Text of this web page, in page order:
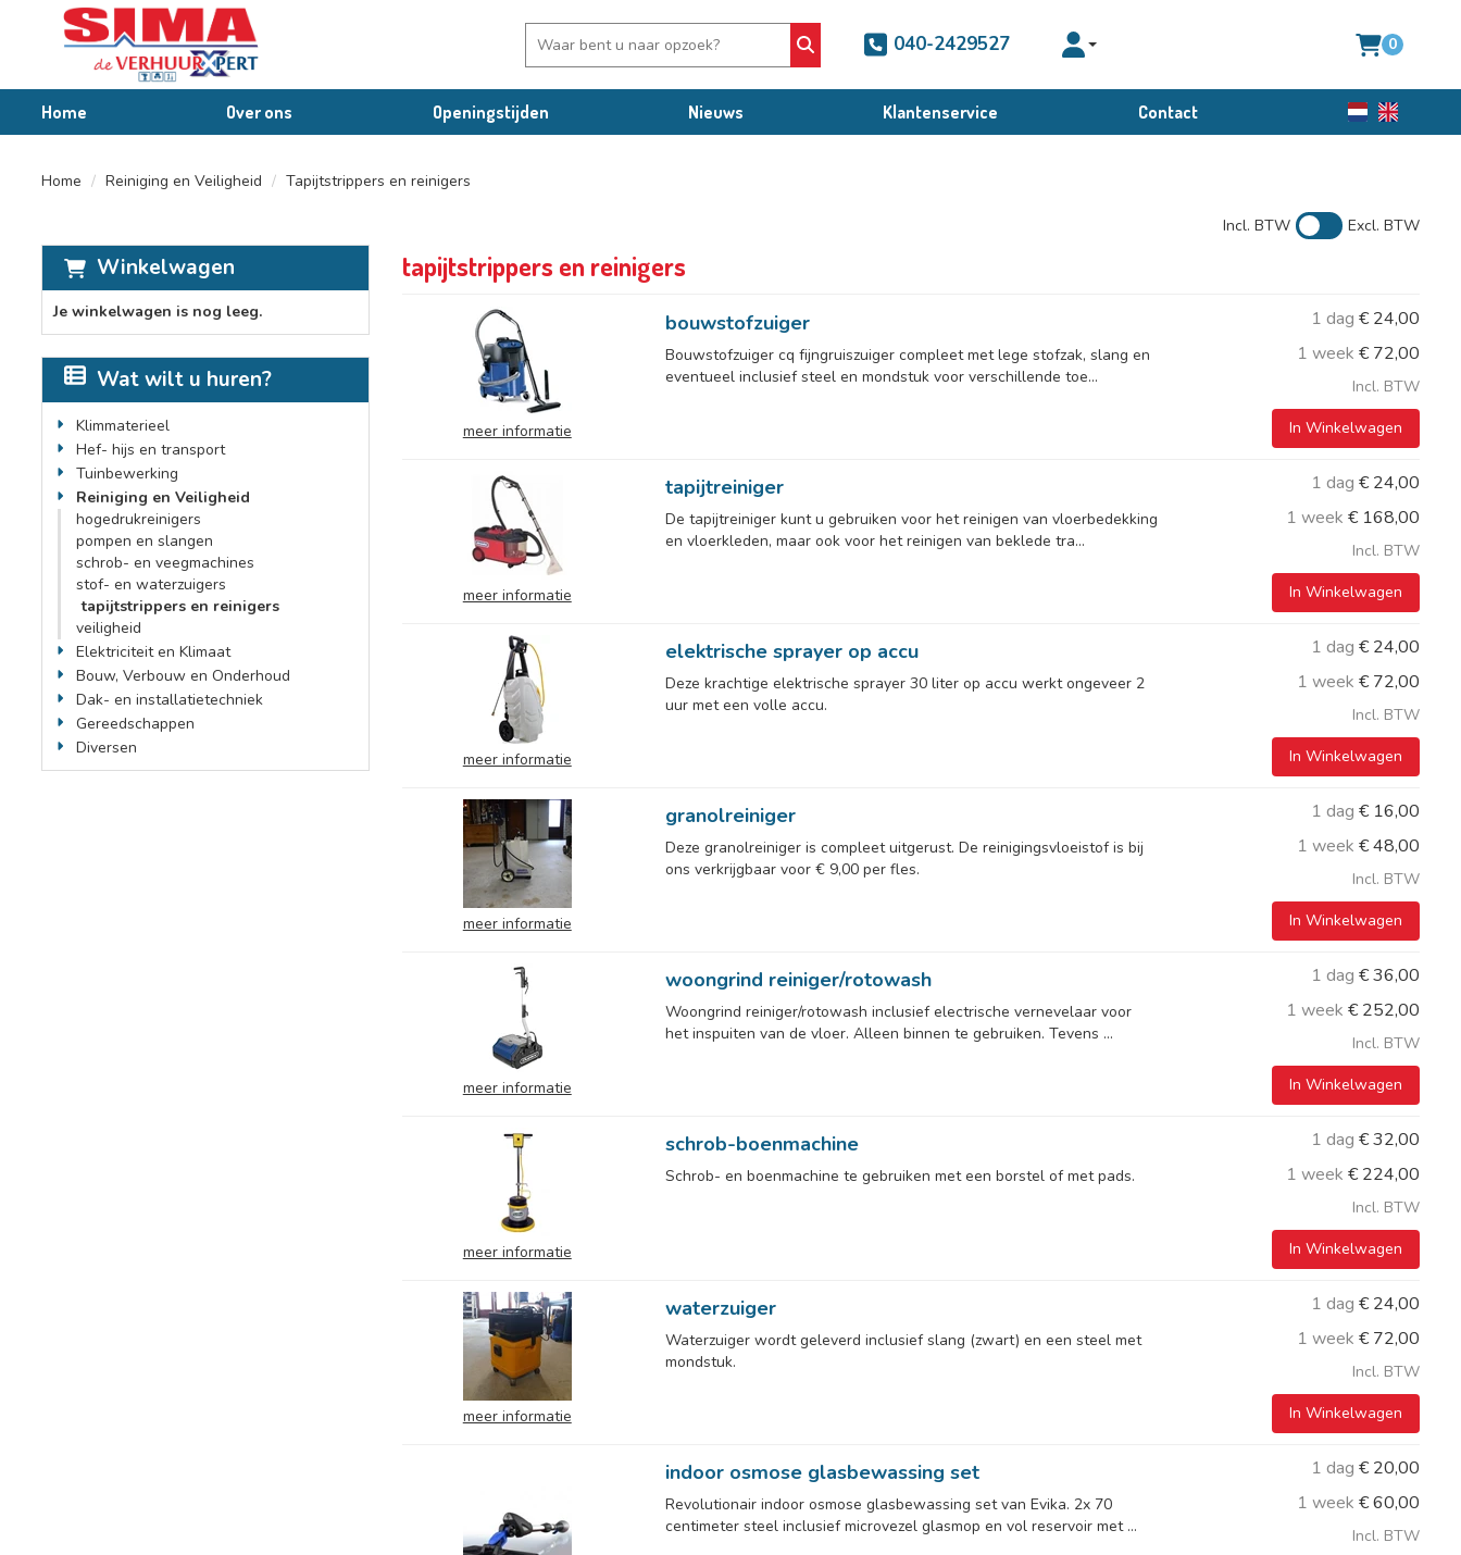
040-2429527 Toggle account dropdown 0
Home Over ons Openingstijden Nieuws Klantenservice Contact Nederlands
English
Home Reiniging en Veiligheid Tapijtstrippers en reinigers
Incl. BTW Excl. BTW
Winkelwagen
Je winkelwagen is nog leeg.
Wat wilt u huren?
Klimmaterieel
Hef- hijs en transport
Tuinbewerking
Reiniging en Veiligheid
hogedrukreinigers
pompen en slangen
schrob- en veegmachines
stof- en waterzuigers
tapijtstrippers en reinigers
veiligheid
Elektriciteit en Klimaat
Bouw, Verbouw en Onderhoud
Dak- en installatietechniek
Gereedschappen
Diversen
tapijtstrippers en reinigers
meer informatie
1 dag € 24,00
1 week € 72,00
Incl. BTW
In Winkelwagen
bouwstofzuiger
Bouwstofzuiger cq fijngruiszuiger compleet met lege stofzak, slang en
eventueel inclusief steel en mondstuk voor verschillende toe...
meer informatie
1 dag € 24,00
1 week € 168,00
Incl. BTW
In Winkelwagen
tapijtreiniger
De tapijtreiniger kunt u gebruiken voor het reinigen van vloerbedekking
en vloerkleden, maar ook voor het reinigen van beklede tra...
meer informatie
1 dag € 24,00
1 week € 72,00
Incl. BTW
In Winkelwagen
elektrische sprayer op accu
Deze krachtige elektrische sprayer 30 liter op accu werkt ongeveer 2
uur met een volle accu.
meer informatie
1 dag € 16,00
1 week €48,00
Incl. BTW
In Winkelwagen
granolreiniger
Deze granolreiniger is compleet uitgerust. De reinigingsvloeistof is bij
ons verkrijgbaar voor € 9,00 per fles.
meer informatie
1 dag €36,00
1 week € 252,00
Incl. BTW
In Winkelwagen
woongrind reiniger/rotowash
Woongrind reiniger/rotowash inclusief electrische vernevelaar voor
het inspuiten van de vloer. Alleen binnen te gebruiken. Tevens ...
meer informatie
1 dag €32,00
1 week € 224,00
Incl. BTW
In Winkelwagen
schrob-boenmachine
Schrob- en boenmachine te gebruiken met een borstel of met pads.
meer informatie
1 dag € 24,00
1 week € 72,00
Incl. BTW
In Winkelwagen
waterzuiger
Waterzuiger wordt geleverd inclusief slang (zwart) en een steel met
mondstuk.
1 dag € 20,00
1 week €60,00
Incl. BTW
indoor osmose glasbewassing set
Revolutionair indoor osmose glasbewassing set van Evika. 2x 70
centimeter steel inclusief microvezel glasmop en vol reservoir met ...